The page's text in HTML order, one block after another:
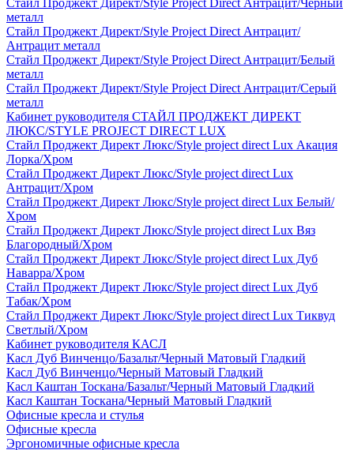
Стайл Проджект Директ/Style Project Direct Антрацит/Черный
металл
Стайл Проджект Директ/Style Project Direct Антрацит/
Антрацит металл
Стайл Проджект Директ/Style Project Direct Антрацит/Белый
металл
Стайл Проджект Директ/Style Project Direct Антрацит/Серый
металл
Кабинет руководителя СТАЙЛ ПРОДЖЕКТ ДИРЕКТ
ЛЮКС/STYLE PROJECT DIRECT LUX
Стайл Проджект Директ Люкс/Style project direct Lux Акация
Лорка/Хром
Стайл Проджект Директ Люкс/Style project direct Lux
Антрацит/Хром
Стайл Проджект Директ Люкс/Style project direct Lux Белый/
Хром
Стайл Проджект Директ Люкс/Style project direct Lux Вяз
Благородный/Хром
Стайл Проджект Директ Люкс/Style project direct Lux Дуб
Наварра/Хром
Стайл Проджект Директ Люкс/Style project direct Lux Дуб
Табак/Хром
Стайл Проджект Директ Люкс/Style project direct Lux Тиквуд
Светлый/Хром
Кабинет руководителя КАСЛ
Касл Дуб Винченцо/Базальт/Черный Матовый Гладкий
Касл Дуб Винченцо/Черный Матовый Гладкий
Касл Каштан Тоскана/Базальт/Черный Матовый Гладкий
Касл Каштан Тоскана/Черный Матовый Гладкий
Офисные кресла и стулья
Офисные кресла
Эргономичные офисные кресла